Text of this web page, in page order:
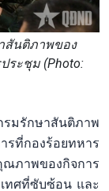
สันติภาพของ
ระชุม (Photo:
มรักษาสันติภาพ
ที่กองร้อยทหาร
ภาพของกิจการ
ทศที่ซับซ้อน และ